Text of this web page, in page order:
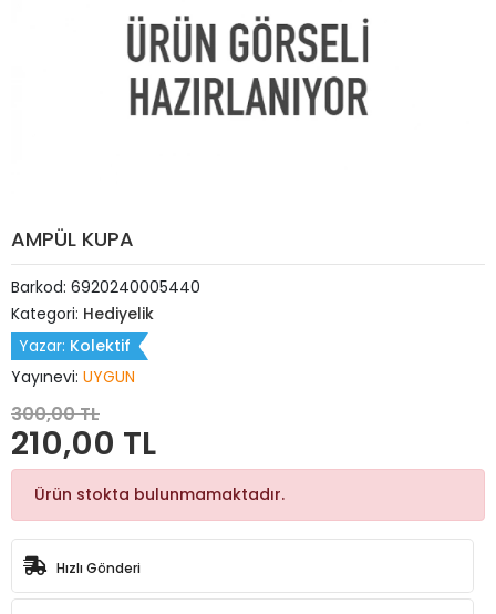
AMPÜL KUPA
Barkod: 6920240005440
Kategori: Hediyelik
Yazar: Kolektif
Yayınevi: UYGUN
300,00 TL
210,00 TL
Ürün stokta bulunmamaktadır.
Hızlı Gönderi